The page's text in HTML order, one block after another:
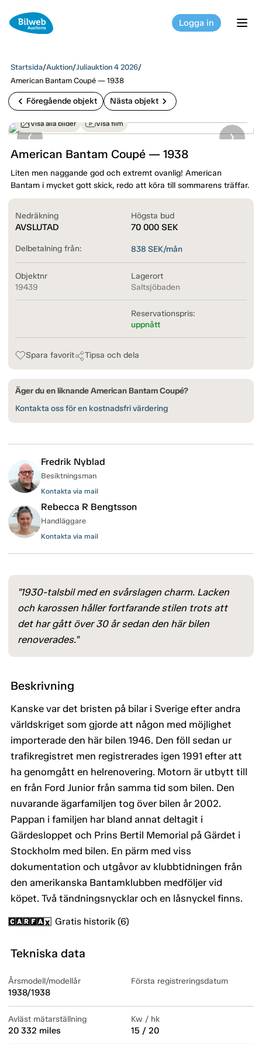
Logga in
Startsida/Auktion/Juliauktion 4 2026/
American Bantam Coupé — 1938
chevron_left Föregående objekt Nästa objekt chevron_right
Visa alla bilder Visa film
American Bantam Coupé — 1938
Liten men naggande god och extremt ovanlig! American
Bantam i mycket gott skick, redo att köra till sommarens träffar.
Nedräkning
AVSLUTAD
Högsta bud
70 000 SEK
Delbetalning från: 838 SEK/mån
Objektnr
19439
Lagerort
Saltsjöbaden
Reservationspris:
uppnått
Spara favorit Tipsa och dela
Äger du en liknande American Bantam Coupé?
Kontakta oss för en kostnadsfri värdering
Fredrik Nyblad
Besiktningsman
Kontakta via mail
Rebecca R Bengtsson
Handläggare
Kontakta via mail
"1930-talsbil med en svårslagen charm. Lacken
och karossen håller fortfarande stilen trots att
det har gått över 30 år sedan den här bilen
renoverades."
Beskrivning
Kanske var det bristen på bilar i Sverige efter andra
världskriget som gjorde att någon med möjlighet
importerade den här bilen 1946. Den föll sedan ur
trafikregistret men registrerades igen 1991 efter att
ha genomgått en helrenovering. Motorn är utbytt till
en från Ford Junior från samma tid som bilen. Den
nuvarande ägarfamiljen tog över bilen år 2002.
Pappan i familjen har bland annat deltagit i
Gärdesloppet och Prins Bertil Memorial på Gärdet i
Stockholm med bilen. En pärm med viss
dokumentation och utgåvor av klubbtidningen från
den amerikanska Bantamklubben medföljer vid
köpet. Två tändningsnycklar och en låsnyckel finns.
Gratis historik (6)
Tekniska data
Årsmodell/modellår
1938/1938
Första registreringsdatum
Avläst mätarställning
20 332 miles
Kw / hk
15 / 20